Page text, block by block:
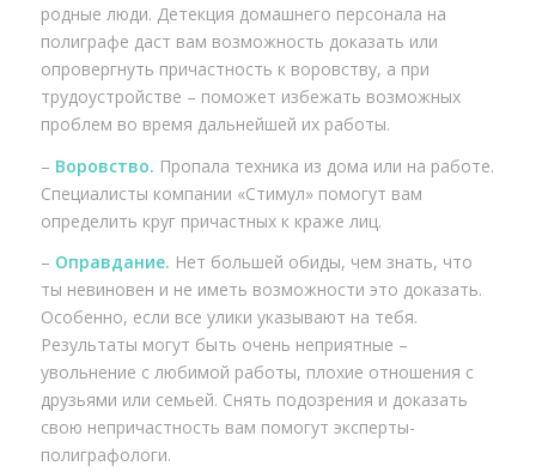
родные люди. Детекция домашнего персонала на
полиграфе даст вам возможность доказать или
опровергнуть причастность к воровству, а при
трудоустройстве – поможет избежать возможных
проблем во время дальнейшей их работы.
– Воровство. Пропала техника из дома или на работе.
Специалисты компании «Стимул» помогут вам
определить круг причастных к краже лиц.
– Оправдание. Нет большей обиды, чем знать, что
ты невиновен и не иметь возможности это доказать.
Особенно, если все улики указывают на тебя.
Результаты могут быть очень неприятные –
увольнение с любимой работы, плохие отношения с
друзьями или семьей. Снять подозрения и доказать
свою непричастность вам помогут эксперты-
полиграфологи.